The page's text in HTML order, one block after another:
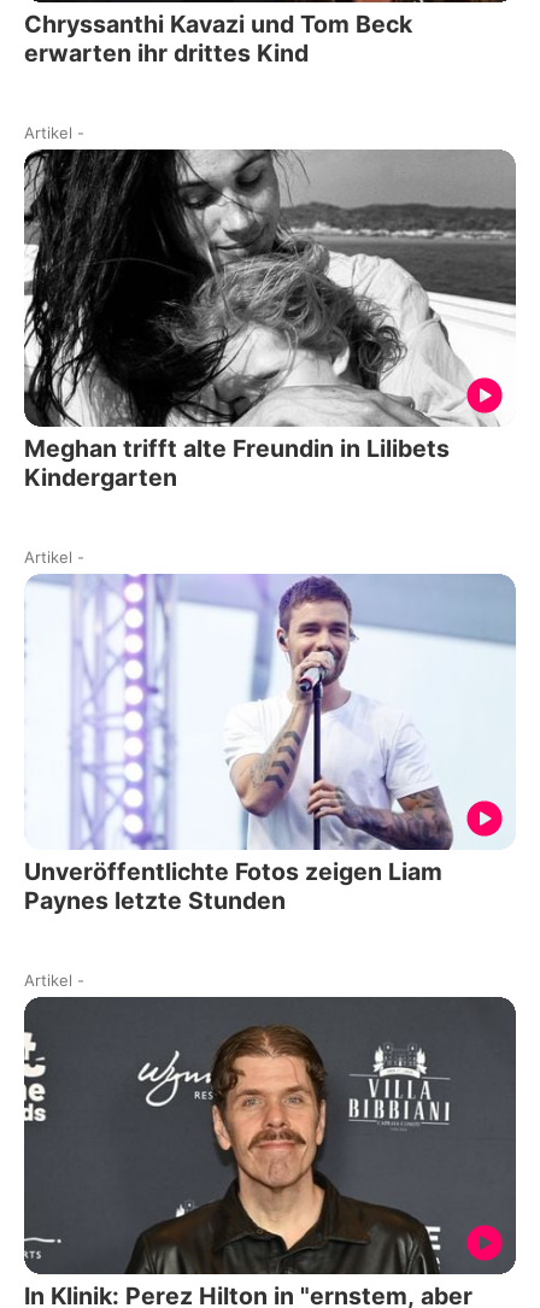
Chryssanthi Kavazi und Tom Beck
erwarten ihr drittes Kind
Artikel -
Meghan trifft alte Freundin in Lilibets
Kindergarten
Artikel -
Unveröffentlichte Fotos zeigen Liam
Paynes letzte Stunden
Artikel -
In Klinik: Perez Hilton in "ernstem, aber